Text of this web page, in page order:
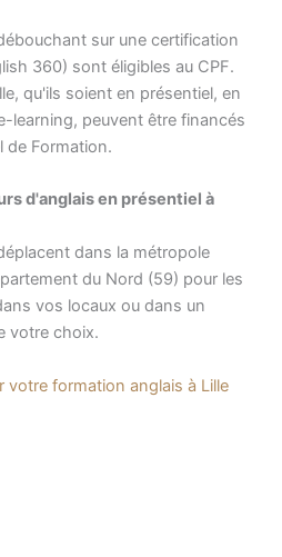
sur une certification
360) sont éligibles au CPF.
qu'ils soient en présentiel, en
learning, peuvent être financés
de Formation.
d'anglais en présentiel à
dans la métropole
du Nord (59) pour les
vos locaux ou dans un
votre choix.
votre formation anglais à Lille